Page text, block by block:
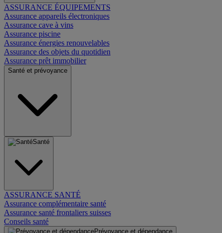
ASSURANCE ÉQUIPEMENTS
Assurance appareils électroniques
Assurance cave à vins
Assurance piscine
Assurance énergies renouvelables
Assurance des objets du quotidien
Assurance prêt immobilier
Santé et prévoyance
Santé
ASSURANCE SANTÉ
Assurance complémentaire santé
Assurance santé frontaliers suisses
Conseils santé
Prévoyance et dépendance